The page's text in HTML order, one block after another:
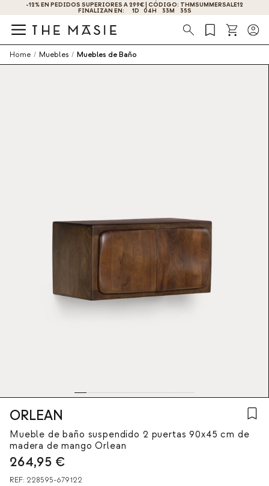
¡OBTÉN UN -10% DE DESCUENTO AL SUSCRIBIRTE AHORA!
Búsqueda
Home / Muebles / Muebles de Baño
ORLEAN
Mueble de baño suspendido 2 puertas 90x45 cm de
madera de mango Orlean
264,95 €
REF: 228595-679122